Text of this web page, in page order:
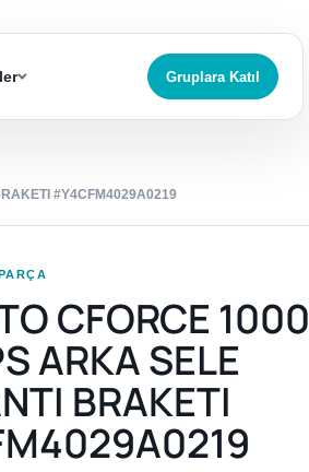
Gruplara Katıl
#Y4CFM4029A0219
CFORCE 1000
ARKA SELE
BRAKETI